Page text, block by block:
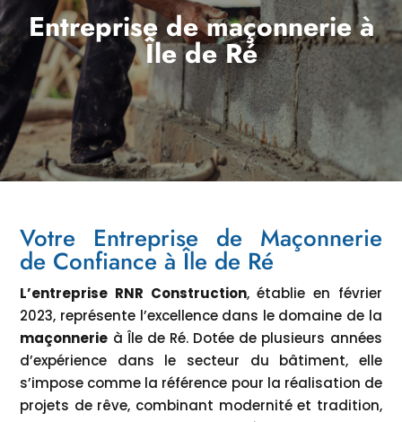
Entreprise de maçonnerie à
Île de Ré
Votre Entreprise de Maçonnerie
de Confiance à Île de Ré
L’entreprise RNR Construction, établie en février
2023, représente l’excellence dans le domaine de la
maçonnerie à Île de Ré. Dotée de plusieurs années
d’expérience dans le secteur du bâtiment, elle
s’impose comme la référence pour la réalisation de
projets de rêve, combinant modernité et tradition,